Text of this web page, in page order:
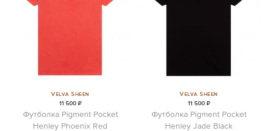
Velva Sheen
11 500 ₽
Футболка Pigment Pocket
Henley Phoenix Red
Velva Sheen
11 500 ₽
Футболка Pigment Pocket
Henley Jade Black